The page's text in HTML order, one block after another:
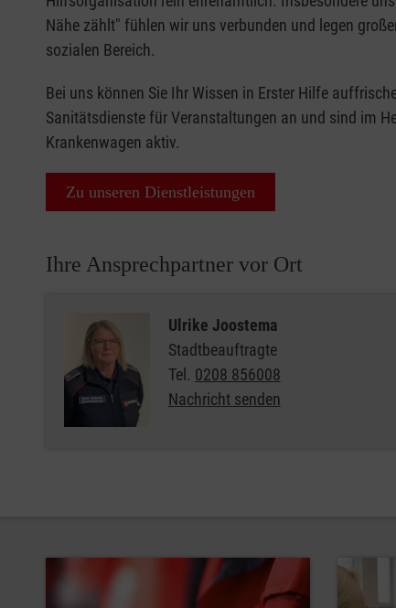
Nähe zählt" fühlen wir uns verbunden und legen
sozialen Bereich.
Bei uns können Sie Ihr Wissen in Erster Hilfe
Sanitätsdienste für Veranstaltungen an und sind im
Krankenwagen aktiv.
Zu unseren Dienstleistungen
Ihre Ansprechpartner vor Ort
Ulrike Joostema
Stadtbeauftragte
Tel. 0208 856008
Nachricht senden